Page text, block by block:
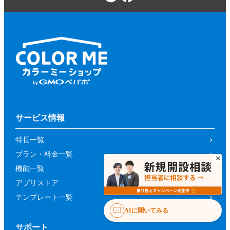
サービス情報
特長一覧
プラン・料金一覧
機能一覧
アプリストア
テンプレート一覧
サポート
AIに聞いてみる